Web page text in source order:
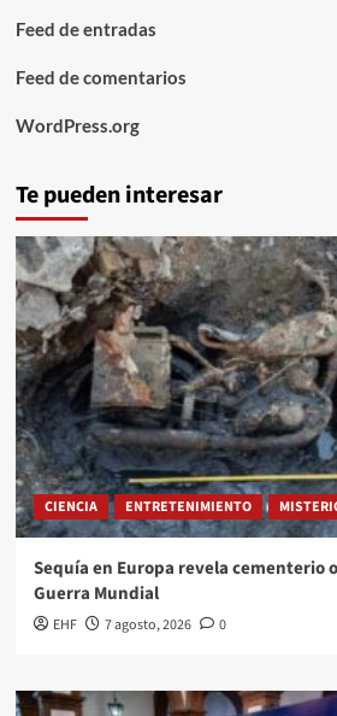
Feed de entradas
Feed de comentarios
WordPress.org
Te pueden interesar
CIENCIA ENTRETENIMIENTO
Sequía en Europa revela cementerio
Guerra Mundial
EHF 7 agosto, 2026 0